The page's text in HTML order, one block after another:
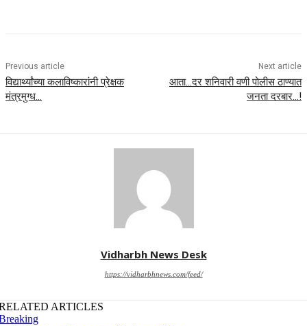
Previous article
विद्यार्थ्यांच्या कलाविष्कारांनी प्रेक्षक
मंत्रमुग्ध…
Next article
आता…दर शनिवारी वणी पोलीस ठाण्यात
जनता दरबार…!
Vidharbh News Desk
https://vidharbhnews.com/feed/
ARTICLES